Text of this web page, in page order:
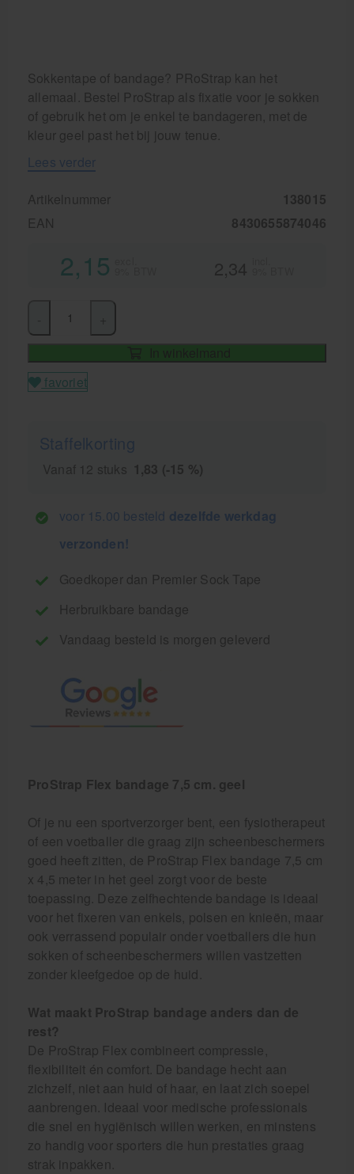
Sokkentape of bandage? PRoStrap kan het
allemaal. Bestel ProStrap als fixatie voor je sokken
of gebruik het om je enkel te bandageren, met de
kleur geel past het bij jouw tenue.
Lees verder
Artikelnummer
138015
EAN
8430655874046
2,15 2,34
In winkelmand
favoriet
Staffelkorting
Vanaf 12 stuks 1,83 (-15 %)
voor 15.00 besteld dezelfde werkdag
verzonden!
Goedkoper dan Premier Sock Tape
Herbruikbare bandage
Vandaag besteld is morgen geleverd
ProStrap Flex bandage 7,5 cm. geel
Of je nu een sportverzorger bent, een fysiotherapeut
of een voetballer die graag zijn scheenbeschermers
goed heeft zitten, de ProStrap Flex bandage 7,5 cm
x 4,5 meter in het geel zorgt voor de beste
toepassing. Deze zelfhechtende bandage is ideaal
voor het fixeren van enkels, polsen en knieën, maar
ook verrassend populair onder voetballers die hun
sokken of scheenbeschermers willen vastzetten
zonder kleefgedoe op de huid.
Wat maakt ProStrap bandage anders dan de
rest?
De ProStrap Flex combineert compressie,
flexibiliteit én comfort. De bandage hecht aan
zichzelf, niet aan huid of haar, en laat zich soepel
aanbrengen. Ideaal voor medische professionals
die snel en hygiënisch willen werken, en minstens
zo handig voor sporters die hun prestaties graag
strak inpakken.